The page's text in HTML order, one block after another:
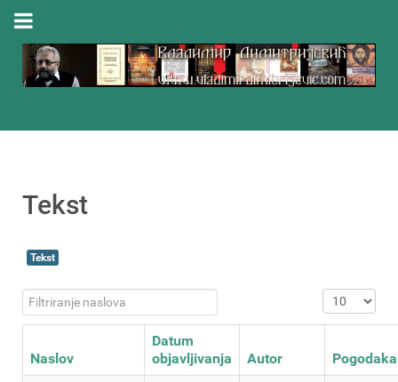
Tekst
Tekst
Filtriranje naslova Prikaz #
Naslov
Datum
objavljivanja
Autor
Pogodaka